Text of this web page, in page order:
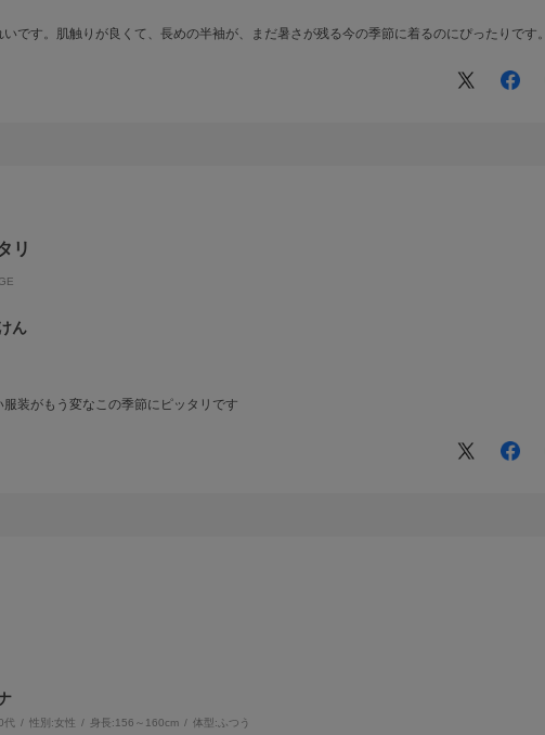
です。肌触りが良くて、長めの半袖が、まだ暑さが残る今の季節に着るのにぴったりです。
リ
ん
装がもう変なこの季節にピッタリです
代 性別:女性 身長:156～160cm 体型: ふつう